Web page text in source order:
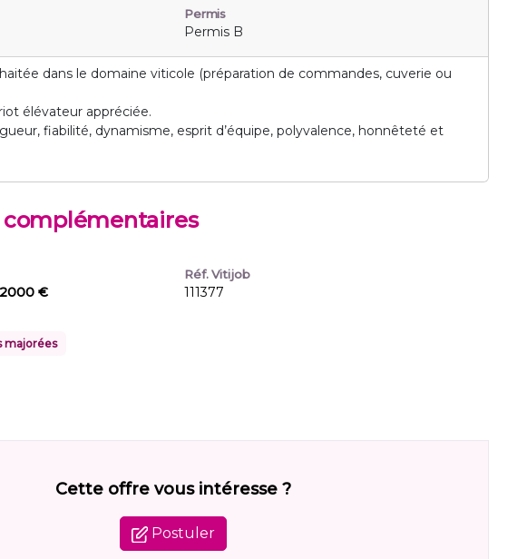
Permis
Permis B
dans le domaine viticole (préparation de commandes, cuverie ou
élévateur appréciée.
fiabilité, dynamisme, esprit d’équipe, polyvalence, honnêteté et
€
majorées
Réf. Vitijob
111377
Cette offre vous intéresse ?
Postuler